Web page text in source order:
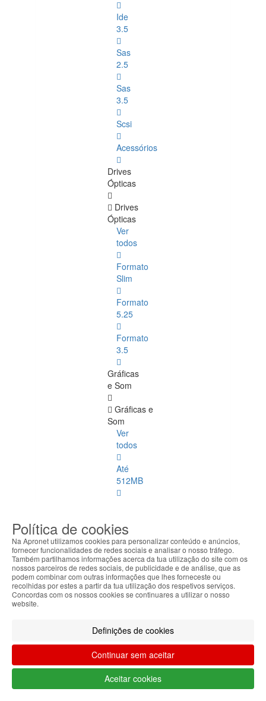
Ide
3.5
Sas
2.5
Sas
3.5
Scsi
Acessórios
Drives
Ópticas
Drives
Ópticas
Ver
todos
Formato
Slim
Formato
5.25
Formato
3.5
Gráficas
e Som
Gráficas e
Som
Ver
todos
Até
512MB
2GB
5GB
6GB
Controladoras
Controladoras
Ver
todos
Disco
Política de cookies
Na Apronet utilizamos cookies para personalizar conteúdo e anúncios,
fornecer funcionalidades de redes sociais e analisar o nosso tráfego.
Também partilhamos informações acerca da tua utilização do site com os
nossos parceiros de redes sociais, de publicidade e de análise, que as
podem combinar com outras informações que lhes forneceste ou
recolhidas por estes a partir da tua utilização dos respetivos serviços.
Concordas com os nossos cookies se continuares a utilizar o nosso
website.
Definições de cookies
Continuar sem aceitar
Aceitar cookies